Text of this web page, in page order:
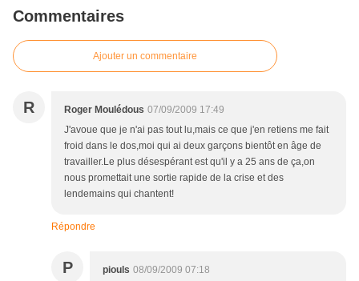
Commentaires
Ajouter un commentaire
R Roger Moulédous 07/09/2009 17:49
J'avoue que je n'ai pas tout lu,mais ce que j'en retiens me fait
froid dans le dos,moi qui ai deux garçons bientôt en âge de
travailler.Le plus désespérant est qu'il y a 25 ans de ça,on
nous promettait une sortie rapide de la crise et des
lendemains qui chantent!
Répondre
P piouls 08/09/2009 07:18